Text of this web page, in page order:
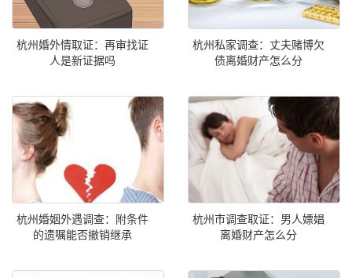
杭州婚外情取证：再审找证
人是新证据吗
杭州私家调查：丈夫赌博欠
债离婚财产怎么分
杭州婚姻外遇调查：附条件
的遗嘱能否撤销继承
杭州市调查取证：男人嫖娼
离婚财产怎么分